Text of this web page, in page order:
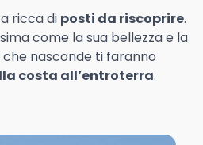
ricca di posti da riscoprire.
come la sua bellezza e la
nasconde ti faranno
costa all’entroterra.